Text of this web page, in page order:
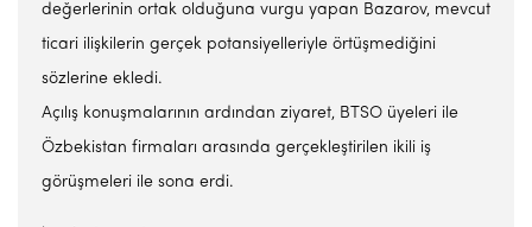
değerlerinin ortak olduğuna vurgu yapan Bazarov, mevcut
ticari ilişkilerin gerçek potansiyelleriyle örtüşmediğini
sözlerine ekledi.
Açılış konuşmalarının ardından ziyaret, BTSO üyeleri ile
Özbekistan firmaları arasında gerçekleştirilen ikili iş
görüşmeleri ile sona erdi.